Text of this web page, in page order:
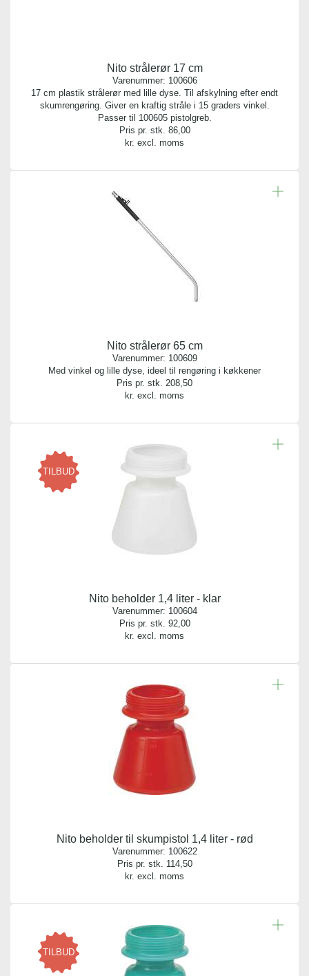
Nito strålerør 17 cm
Varenummer: 100606
17 cm plastik strålerør med lille dyse. Til afskylning efter endt
skumrengøring. Giver en kraftig stråle i 15 graders vinkel.
Passer til 100605 pistolgreb.
Pris pr. stk. 86,00
kr. excl. moms
Nito strålerør 65 cm
Varenummer: 100609
Med vinkel og lille dyse, ideel til rengøring i køkkener
Pris pr. stk. 208,50
kr. excl. moms
TILBUD
Nito beholder 1,4 liter - klar
Varenummer: 100604
Pris pr. stk. 92,00
kr. excl. moms
Nito beholder til skumpistol 1,4 liter - rød
Varenummer: 100622
Pris pr. stk. 114,50
kr. excl. moms
TILBUD